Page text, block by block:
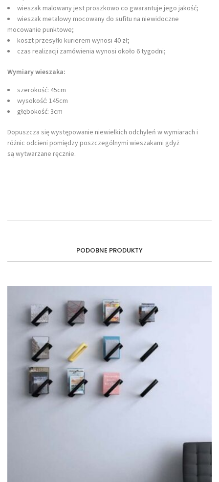
wieszak malowany jest proszkowo co gwarantuje jego jakość;
wieszak metalowy mocowany do sufitu na niewidoczne
mocowanie punktowe;
koszt przesyłki kurierem wynosi 40 zł;
czas realizacji zamówienia wynosi około 6 tygodni;
Wymiary wieszaka:
szerokość: 45cm
wysokość: 145cm
głębokość: 3cm
Dopuszcza się występowanie niewielkich odchyleń w wymiarach i
różnic odcieni pomiędzy poszczególnymi wieszakami gdyż
są wytwarzane ręcznie.
PODOBNE PRODUKTY